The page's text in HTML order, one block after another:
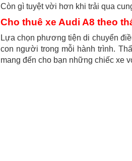
Còn gì tuyệt vời hơn khi trải qua
Cho thuê xe Audi A8 theo
Lựa chọn phương tiện di chuyển
con người trong mỗi hành trình.
mang đến cho bạn những chiếc xe